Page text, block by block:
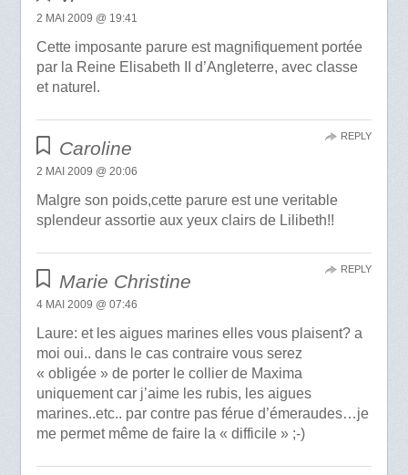
2 MAI 2009 @ 19:41
Cette imposante parure est magnifiquement portée
par la Reine Elisabeth II d’Angleterre, avec classe
et naturel.
Caroline
2 MAI 2009 @ 20:06
Malgre son poids,cette parure est une veritable
splendeur assortie aux yeux clairs de Lilibeth!!
REPLY
Marie Christine
4 MAI 2009 @ 07:46
Laure: et les aigues marines elles vous plaisent? a
moi oui.. dans le cas contraire vous serez
« obligée » de porter le collier de Maxima
uniquement car j’aime les rubis, les aigues
marines..etc.. par contre pas férue d’émeraudes…je
me permet même de faire la « difficile » ;-)
REPLY